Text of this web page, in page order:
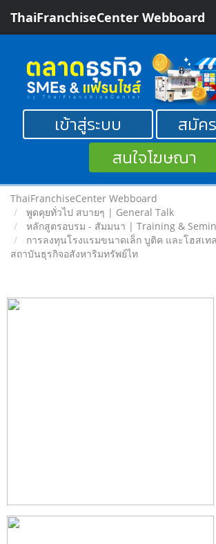
ThaiFranchiseCenter Webboard
เข้าสู่ระบบ
สมัค
สนใจโฆษณา
ThaiFranchiseCenter Webboard
พูดคุยทั่วไป สบายๆ | General Talk
หลักสูตรอบรม - สัมมนา | Training &
การลงทุนโรงแรมขนาดเล็ก บูติค และโฮสเท
สถาบันธุรกิจอสังหาริมทรัพย์ไท